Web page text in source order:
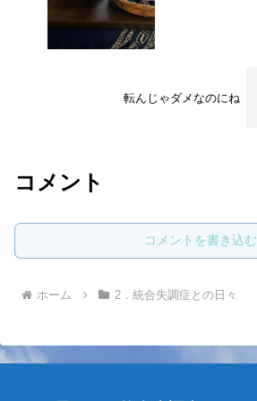
転んじゃダメなのにね
コメント
コメントを書き込む
ホーム 2．統合失調症との日々